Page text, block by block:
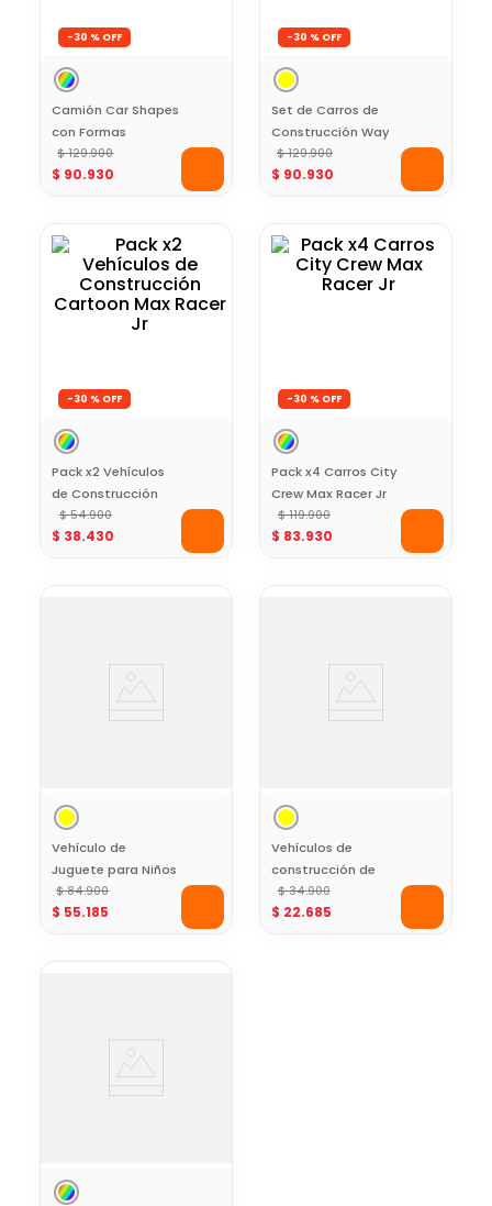
-30 %
Camión Car Shapes
con Formas
Encajables Max
Racer Jr
$ 129.900
$ 90.930
-30 %
Set de Carros de
Construcción Way
Max Racer Jr
$ 129.900
$ 90.930
-30 %
Pack x2 Vehículos
de Construcción
Cartoon Max Racer
Jr
$ 54.900
$ 38.430
-30 %
Pack x4 Carros City
Crew Max Racer Jr
$ 119.900
$ 83.930
Vehículo de
Juguete para Niños
$ 84.900
$ 55.185
Vehículos de
construcción de
Juguete Set Surtido
$ 34.900
$ 22.685